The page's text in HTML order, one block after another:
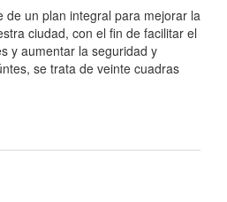
de un plan integral para mejorar la
ciudad, con el fin de facilitar el
y aumentar la seguridad y
se trata de veinte cuadras